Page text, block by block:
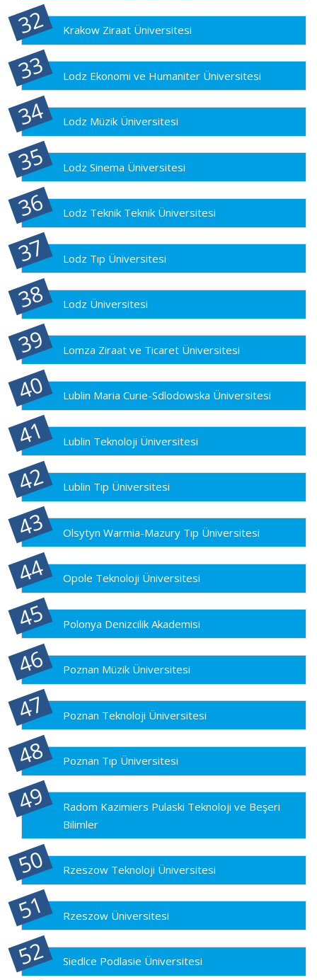
Krakow Ziraat Üniversitesi
Lodz Ekonomi ve Humaniter Üniversitesi
Lodz Müzik Üniversitesi
Lodz Sinema Üniversitesi
Lodz Teknik Teknik Üniversitesi
Lodz Tıp Üniversitesi
Lodz Üniversitesi
Lomza Ziraat ve Ticaret Üniversitesi
Lublin Maria Curie-Sdlodowska Üniversitesi
Lublin Teknoloji Üniversitesi
Lublin Tıp Üniversitesi
Olsytyn Warmia-Mazury Tıp Üniversitesi
Opole Teknoloji Üniversitesi
Polonya Denizcilik Akademisi
Poznan Müzik Üniversitesi
Poznan Teknoloji Üniversitesi
Poznan Tıp Üniversitesi
Radom Kazimiers Pulaski Teknoloji ve Beşeri
Bilimler
Rzeszow Teknoloji Üniversitesi
Rzeszow Üniversitesi
Siedlce Podlasie Üniversitesi